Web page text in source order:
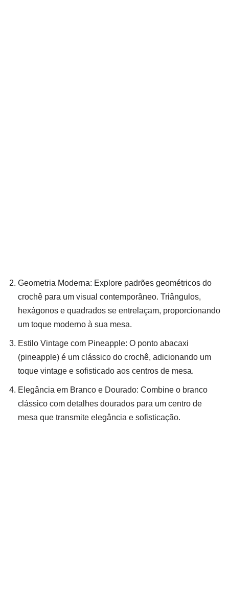
Geometria Moderna: Explore padrões geométricos do
crochê para um visual contemporâneo. Triângulos,
hexágonos e quadrados se entrelaçam, proporcionando
um toque moderno à sua mesa.
Estilo Vintage com Pineapple: O ponto abacaxi
(pineapple) é um clássico do crochê, adicionando um
toque vintage e sofisticado aos centros de mesa.
Elegância em Branco e Dourado: Combine o branco
clássico com detalhes dourados para um centro de
mesa que transmite elegância e sofisticação.